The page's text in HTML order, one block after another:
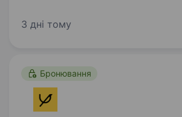
дорослим полюбити навчання.
3 дні тому
Бронювання